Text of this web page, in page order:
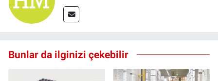
Bunlar da ilginizi çekebilir